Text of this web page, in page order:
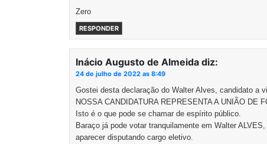
Zero
RESPONDER
Inácio Augusto de Almeida diz:
24 de julho de 2022 as 8:49
Gostei desta declaração do Walter Alves, candidato a
NOSSA CANDIDATURA REPRESENTA A UNIÃO DE
Isto é o que pode se chamar de espírito público.
Baraço já pode votar tranquilamente em Walter
aparecer disputando cargo eletivo.